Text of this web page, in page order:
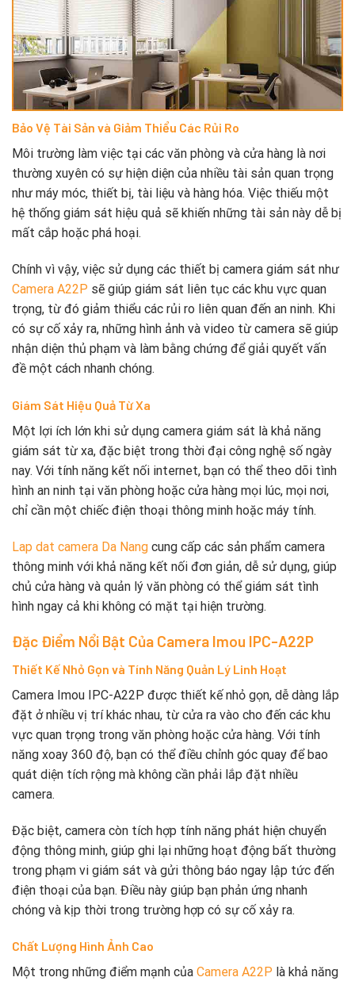
Bảo Vệ Tài Sản và Giảm Thiểu Các Rủi Ro
Môi trường làm việc tại các văn phòng và cửa hàng là nơi
thường xuyên có sự hiện diện của nhiều tài sản quan trọng
như máy móc, thiết bị, tài liệu và hàng hóa. Việc thiếu một
hệ thống giám sát hiệu quả sẽ khiến những tài sản này dễ bị
mất cắp hoặc phá hoại.
Chính vì vậy, việc sử dụng các thiết bị camera giám sát như
Camera A22P sẽ giúp giám sát liên tục các khu vực quan
trọng, từ đó giảm thiểu các rủi ro liên quan đến an ninh. Khi
có sự cố xảy ra, những hình ảnh và video từ camera sẽ giúp
nhận diện thủ phạm và làm bằng chứng để giải quyết vấn
đề một cách nhanh chóng.
Giám Sát Hiệu Quả Từ Xa
Một lợi ích lớn khi sử dụng camera giám sát là khả năng
giám sát từ xa, đặc biệt trong thời đại công nghệ số ngày
nay. Với tính năng kết nối internet, bạn có thể theo dõi tình
hình an ninh tại văn phòng hoặc cửa hàng mọi lúc, mọi nơi,
chỉ cần một chiếc điện thoại thông minh hoặc máy tính.
Lap dat camera Da Nang cung cấp các sản phẩm camera
thông minh với khả năng kết nối đơn giản, dễ sử dụng, giúp
chủ cửa hàng và quản lý văn phòng có thể giám sát tình
hình ngay cả khi không có mặt tại hiện trường.
Đặc Điểm Nổi Bật Của Camera Imou IPC-A22P
Thiết Kế Nhỏ Gọn và Tính Năng Quản Lý Linh Hoạt
Camera Imou IPC-A22P được thiết kế nhỏ gọn, dễ dàng lắp
đặt ở nhiều vị trí khác nhau, từ cửa ra vào cho đến các khu
vực quan trọng trong văn phòng hoặc cửa hàng. Với tính
năng xoay 360 độ, bạn có thể điều chỉnh góc quay để bao
quát diện tích rộng mà không cần phải lắp đặt nhiều
camera.
Đặc biệt, camera còn tích hợp tính năng phát hiện chuyển
động thông minh, giúp ghi lại những hoạt động bất thường
trong phạm vi giám sát và gửi thông báo ngay lập tức đến
điện thoại của bạn. Điều này giúp bạn phản ứng nhanh
chóng và kịp thời trong trường hợp có sự cố xảy ra.
Chất Lượng Hình Ảnh Cao
Một trong những điểm mạnh của Camera A22P là khả năng